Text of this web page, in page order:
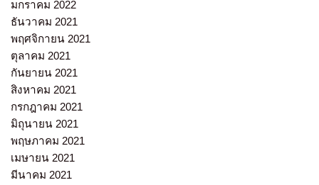
มกราคม 2022
ธันวาคม 2021
พฤศจิกายน 2021
ตุลาคม 2021
กันยายน 2021
สิงหาคม 2021
กรกฎาคม 2021
มิถุนายน 2021
พฤษภาคม 2021
เมษายน 2021
มีนาคม 2021